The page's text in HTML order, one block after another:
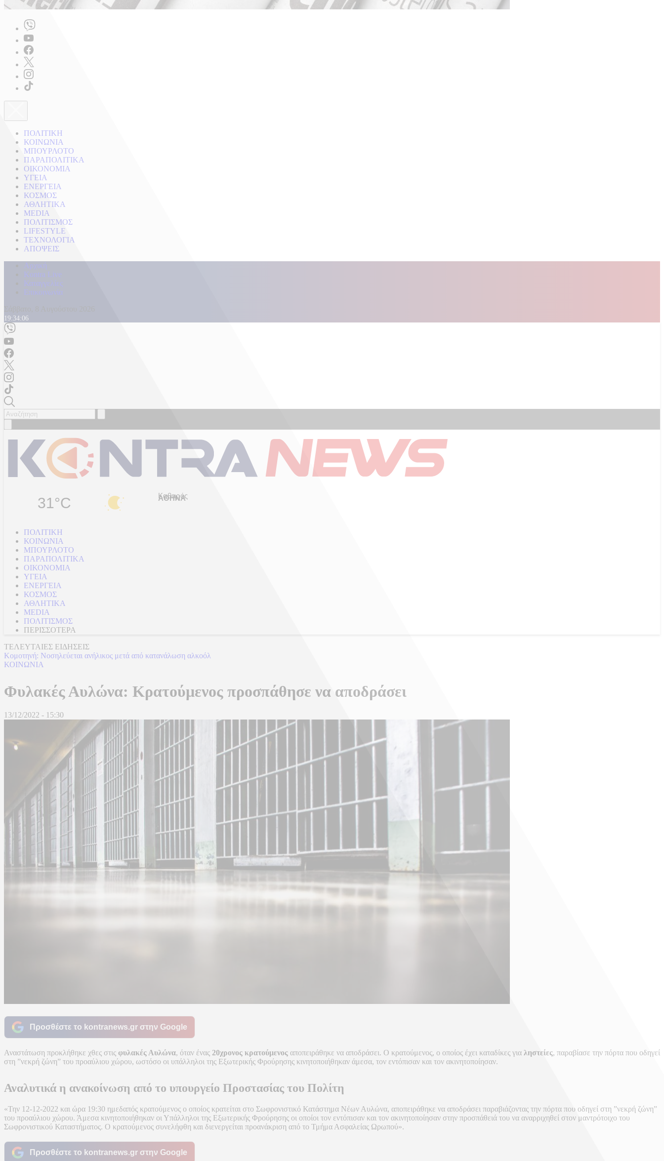
ΠΟΛΙΤΙΚΗ
ΚΟΙΝΩΝΙΑ
ΜΠΟΥΡΛΟΤΟ
ΠΑΡΑΠΟΛΙΤΙΚΑ
ΟΙΚΟΝΟΜΙΑ
ΥΓΕΙΑ
ΕΝΕΡΓΕΙΑ
ΚΟΣΜΟΣ
ΑΘΛΗΤΙΚΑ
MEDIA
ΠΟΛΙΤΙΣΜΟΣ
LIFESTYLE
ΤΕΧΝΟΛΟΓΙΑ
ΑΠΟΨΕΙΣ
Αρχική
Kontra Live
Καταγγελίες
Επικοινωνία
19:34:08
31°C Καθαρός
ΠΟΛΙΤΙΚΗ
ΚΟΙΝΩΝΙΑ
ΜΠΟΥΡΛΟΤΟ
ΠΑΡΑΠΟΛΙΤΙΚΑ
ΟΙΚΟΝΟΜΙΑ
ΥΓΕΙΑ
ΕΝΕΡΓΕΙΑ
ΚΟΣΜΟΣ
ΑΘΛΗΤΙΚΑ
MEDIA
ΠΟΛΙΤΙΣΜΟΣ
ΠΕΡΙΣΣΟΤΕΡΑ
ΤΕΛΕΥΤΑΙΕΣ ΕΙΔΗΣΕΙΣ
Κομοτηνή: Νοσηλεύεται ανήλικος μετά από κατανάλωση αλκοόλ
ΚΟΙΝΩΝΙΑ
Φυλακές Αυλώνα: Κρατούμενος προσπάθησε να αποδράσει
13/12/2022 - 15:30
Προσθέστε το kontranews.gr στην Google
Αναστάτωση προκλήθηκε χθες στις φυλακές Αυλώνα, όταν ένας 20χρονος κρατούμενος αποπειράθηκε να αποδράσει. Ο κρατούμενος, ο οποίος έχει καταδίκες για ληστείες, παραβίασε την πόρτα που οδηγεί
στη ”νεκρή ζώνη” του προαύλιου χώρου, ωστόσο οι υπάλληλοι της Εξωτερικής Φρούρησης κινητοποιήθηκαν άμεσα, τον εντόπισαν και τον ακινητοποίησαν.
Αναλυτικά η ανακοίνωση από το υπουργείο Προστασίας του Πολίτη
«Την 12-12-2022 και ώρα 19:30 ημεδαπός κρατούμενος ο οποίος κρατείται στο Σωφρονιστικό Κατάστημα Νέων Αυλώνα, αποπειράθηκε να αποδράσει παραβιάζοντας την πόρτα που οδηγεί στη ”νεκρή ζώνη”
του προαύλιου χώρου. Άμεσα κινητοποιήθηκαν οι Υπάλληλοι της Εξωτερικής Φρούρησης οι οποίοι τον εντόπισαν και τον ακινητοποίησαν στην προσπάθειά του να αναρριχηθεί στον μαντρότοιχο του
Σωφρονιστικού Καταστήματος. Ο κρατούμενος συνελήφθη και διενεργείται προανάκριση από το Τμήμα Ασφαλείας Ωρωπού».
Προσθέστε το kontranews.gr στην Google